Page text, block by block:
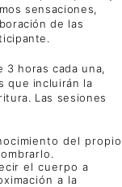
sensaciones,
de las
3 horas cada una,
que incluirán la
Las sesiones
del propio
el cuerpo a
a la